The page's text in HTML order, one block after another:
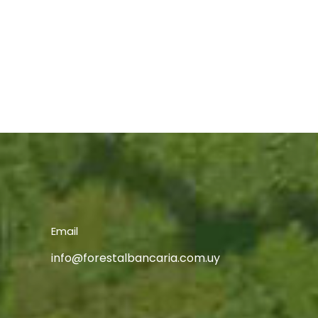
Email
info@forestalbancaria.com.uy